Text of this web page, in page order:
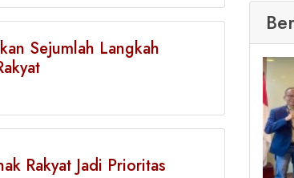
Sejumlah Langkah
Rakyat Jadi Prioritas